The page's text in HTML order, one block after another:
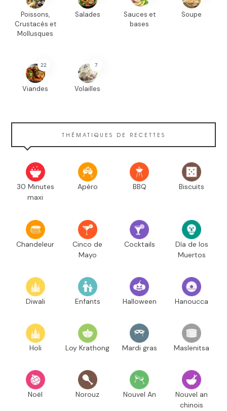
Poissons,
Crustacés et
Mollusques
Salades
Sauces et
bases
Soupe
22
Viandes
7
Volailles
THÉMATIQUES DE RECETTES
30 Minutes
maxi
Apéro BBQ Biscuits
Chandeleur
Cinco de
Mayo
Cocktails
Día de los
Muertos
Diwali Enfants Halloween Hanoucca
Holi Loy Krathong Mardi gras Maslenitsa
Noël Norouz Nouvel An
Nouvel an
chinois